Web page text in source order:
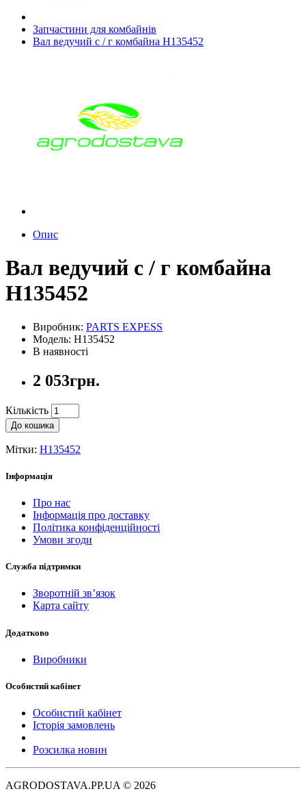
Запчастини для комбайнів
Вал ведучий с / г комбайна H135452
Опис
Вал ведучий с / г комбайна
H135452
Виробник: PARTS EXPESS
Модель: H135452
В наявності
2 053грн.
Кількість
До кошика
Мітки: H135452
Інформація
Про нас
Інформація про доставку
Політика конфіденційності
Умови згоди
Служба підтримки
Зворотній зв’язок
Карта сайту
Додатково
Виробники
Особистий кабінет
Особистий кабінет
Історія замовлень
Розсилка новин
AGRODOSTAVA.PP.UA © 2026